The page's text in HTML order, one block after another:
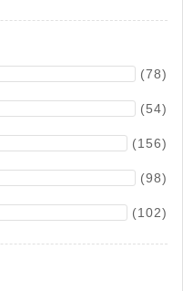
(78)
(54)
(156)
(98)
(102)